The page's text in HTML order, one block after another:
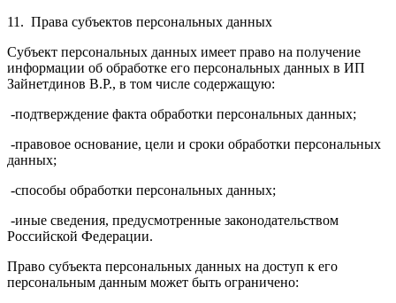
11. Права субъектов персональных данных
Субъект персональных данных имеет право на получение
информации об обработке его персональных данных в ИП
Зайнетдинов В.Р., в том числе содержащую:
-подтверждение факта обработки персональных данных;
-правовое основание, цели и сроки обработки персональных
данных;
-способы обработки персональных данных;
-иные сведения, предусмотренные законодательством
Российской Федерации.
Право субъекта персональных данных на доступ к его
персональным данным может быть ограничено: